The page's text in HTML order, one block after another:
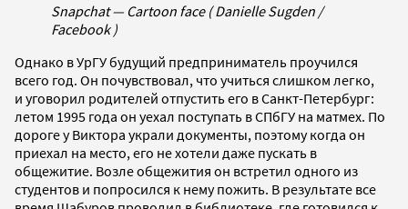
Snapchat — Cartoon face ( Danielle Sugden /
Facebook )
Однако в УрГУ будущий предприниматель проучился
всего год. Он почувствовал, что учиться слишком легко,
и уговорил родителей отпустить его в Санкт-Петербург:
летом 1995 года он уехал поступать в СПбГУ на матмех. По
дороге у Виктора украли документы, поэтому когда он
приехал на место, его не хотели даже пускать в
общежитие. Возле общежития он встретил одного из
студентов и попросился к нему пожить. В результате все